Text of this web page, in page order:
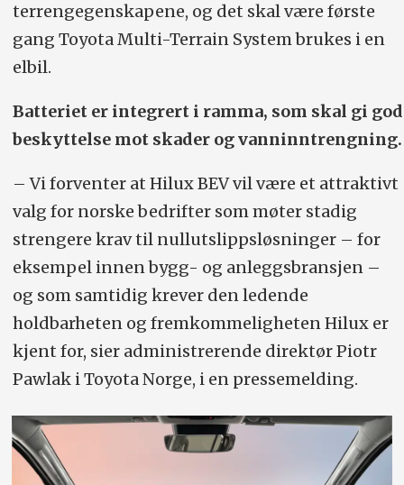
terrengegenskapene, og det skal være første
gang Toyota Multi-Terrain System brukes i en
elbil.
Batteriet er integrert i ramma, som skal gi god
beskyttelse mot skader og vanninntrengning.
– Vi forventer at Hilux BEV vil være et attraktivt
valg for norske bedrifter som møter stadig
strengere krav til nullutslippsløsninger – for
eksempel innen bygg- og anleggsbransjen –
og som samtidig krever den ledende
holdbarheten og fremkommeligheten Hilux er
kjent for, sier administrerende direktør Piotr
Pawlak i Toyota Norge, i en pressemelding.